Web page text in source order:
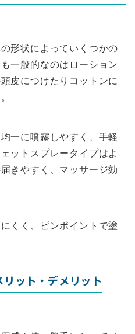
形状によっていくつかの
一般的なのはローション
皮につけたりコットンに
一に噴霧しやすく、手軽
ットスプレータイプはよ
きやすく、マッサージ効
くく、ピンポイントで塗
ット・デメリット